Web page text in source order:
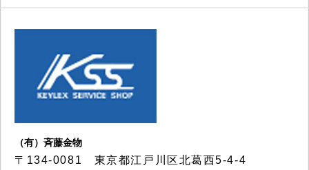
（有）斉藤金物
〒134-0081 東京都江戸川区北葛西5-4-4